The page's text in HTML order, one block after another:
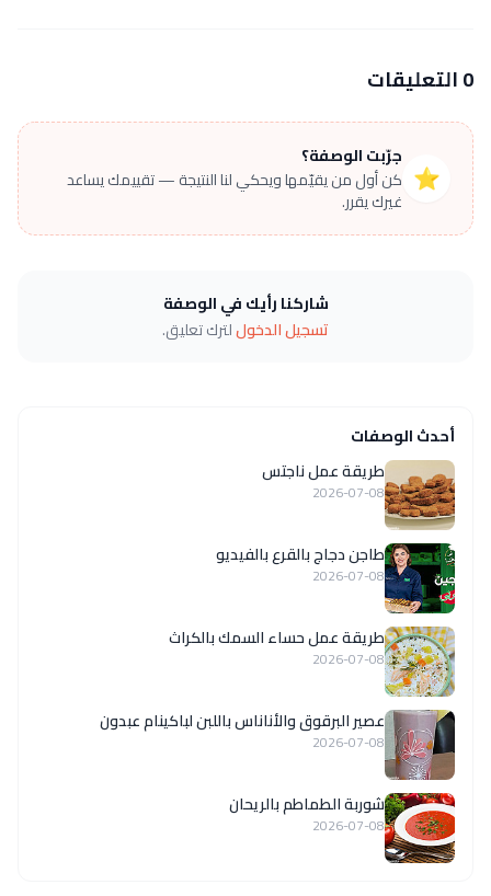
0 التعليقات
⭐
جرّبت الوصفة؟
كن أول من يقيّمها ويحكي لنا النتيجة — تقييمك يساعد
غيرك يقرر.
شاركنا رأيك في الوصفة
تسجيل الدخوللترك تعليق.
أحدث الوصفات
طريقة عمل ناجتس
2026-07-08
طاجن دجاج بالقرع بالفيديو
2026-07-08
طريقة عمل حساء السمك بالكراث
2026-07-08
عصير البرقوق والأناناس باللبن لباكينام عبدون
2026-07-08
شوربة الطماطم بالريحان
2026-07-08